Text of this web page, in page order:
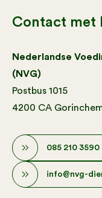
Contact met
Nederlandse
(NVG)
Postbus 1015
4200 CA
085 210 3590
info@nvg-